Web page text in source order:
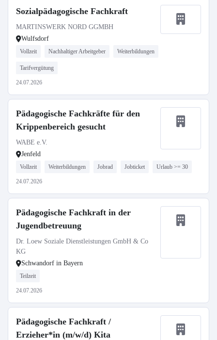
Sozialpädagogische Fachkraft
MARTINSWERK NORD GGMBH
Wulfsdorf
Vollzeit Nachhaltiger Arbeitgeber Weiterbildungen
Tarifvergütung
24.07.2026
Pädagogische Fachkräfte für den
Krippenbereich gesucht
WABE e.V.
Jenfeld
Vollzeit Weiterbildungen Jobrad Jobticket Urlaub >= 30
24.07.2026
Pädagogische Fachkraft in der
Jugendbetreuung
Dr. Loew Soziale Dienstleistungen GmbH & Co
KG
Schwandorf in Bayern
Teilzeit
24.07.2026
Pädagogische Fachkraft /
Erzieher*in (m/w/d) Kita